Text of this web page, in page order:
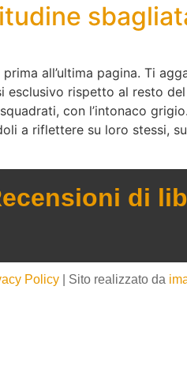
all’ultima pagina. Ti
rispetto al resto
con l’intonaco
a riflettere su loro stessi,
di
Policy | Sito realizzato da